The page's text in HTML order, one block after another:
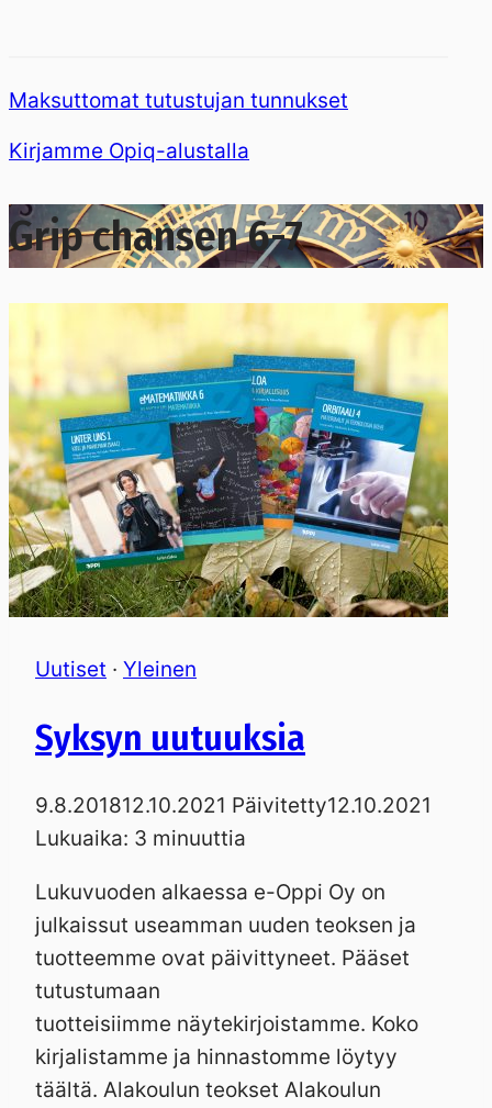
Maksuttomat tutustujan tunnukset
Kirjamme Opiq-alustalla
Grip chansen 6-7
Uutiset · Yleinen
Syksyn uutuuksia
9.8.201812.10.2021 Päivitetty12.10.2021
Lukuaika: 3 minuuttia
Lukuvuoden alkaessa e-Oppi Oy on
julkaissut useamman uuden teoksen ja
tuotteemme ovat päivittyneet. Pääset
tutustumaan
tuotteisiimme näytekirjoistamme. Koko
kirjalistamme ja hinnastomme löytyy
täältä. Alakoulun teokset Alakoulun